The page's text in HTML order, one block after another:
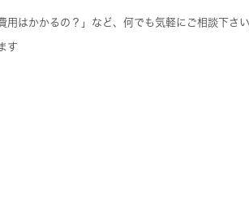
はかかるの？」など、何でも気軽にご相談下さ
す